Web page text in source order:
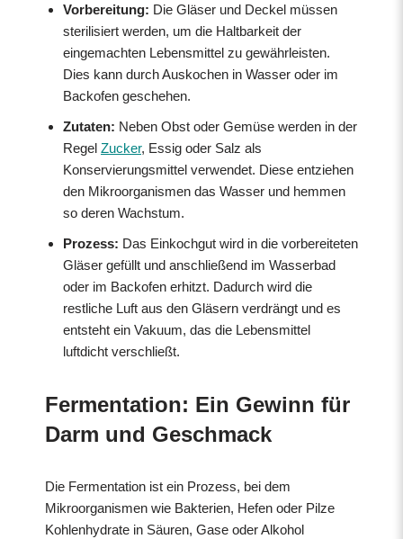
Vorbereitung: Die Gläser und Deckel müssen
sterilisiert werden, um die Haltbarkeit der
eingemachten Lebensmittel zu gewährleisten.
Dies kann durch Auskochen in Wasser oder im
Backofen geschehen.
Zutaten: Neben Obst oder Gemüse werden in der
Regel Zucker, Essig oder Salz als
Konservierungsmittel verwendet. Diese entziehen
den Mikroorganismen das Wasser und hemmen
so deren Wachstum.
Prozess: Das Einkochgut wird in die vorbereiteten
Gläser gefüllt und anschließend im Wasserbad
oder im Backofen erhitzt. Dadurch wird die
restliche Luft aus den Gläsern verdrängt und es
entsteht ein Vakuum, das die Lebensmittel
luftdicht verschließt.
Fermentation: Ein Gewinn für
Darm und Geschmack
Die Fermentation ist ein Prozess, bei dem
Mikroorganismen wie Bakterien, Hefen oder Pilze
Kohlenhydrate in Säuren, Gase oder Alkohol